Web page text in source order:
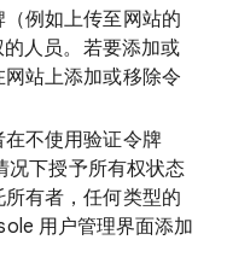
例如上传至网站的
人员。若要添加或
站上添加或移除令
在不使用验证令牌
况下授予所有权状态
有者，任何类型的
用户管理界面添加